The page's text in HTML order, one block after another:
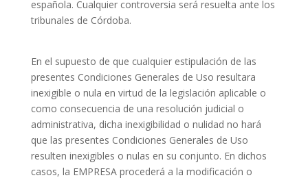
española. Cualquier controversia será resuelta ante los
tribunales de Córdoba.
En el supuesto de que cualquier estipulación de las
presentes Condiciones Generales de Uso resultara
inexigible o nula en virtud de la legislación aplicable o
como consecuencia de una resolución judicial o
administrativa, dicha inexigibilidad o nulidad no hará
que las presentes Condiciones Generales de Uso
resulten inexigibles o nulas en su conjunto. En dichos
casos, la EMPRESA procederá a la modificación o